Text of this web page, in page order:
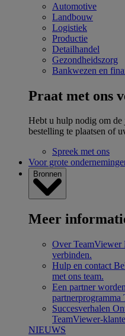
Automotive
Landbouw
Logistiek
Productie
Detailhandel
Gezondheidszorg
Bankwezen en
Praat met ons
Hebt u hulp nodig om de
bestelling te plaatsen of
Spreek met ons
Voor grote
Bronnen
Meer
Over TeamViewer
verbinden.
Hulp en contact
met ons team.
Een partner worden
partnerprogramma
Succesverhalen
TeamViewer-
NIEUWS